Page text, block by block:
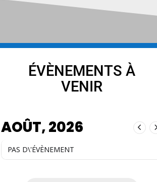
ÉVÈNEMENTS À
VENIR
AOÛT, 2026
PAS D\'ÉVÈNEMENT